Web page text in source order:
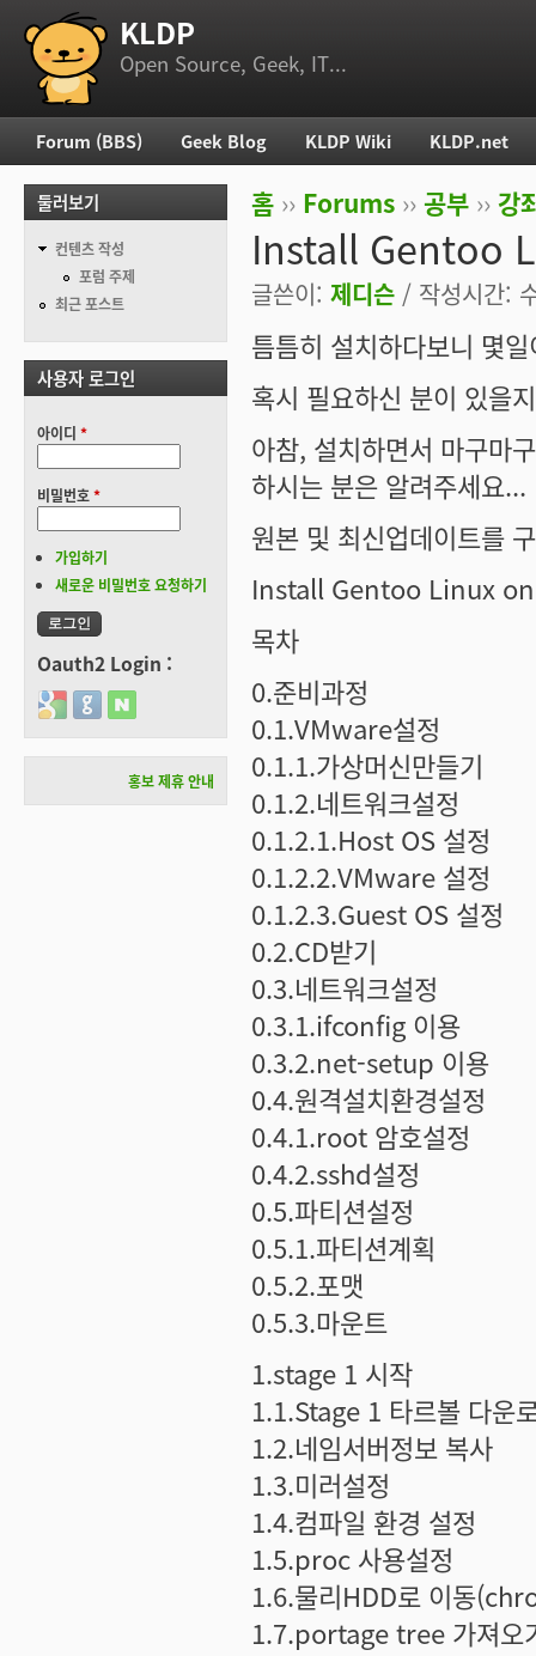
부 메뉴 KLDP
Open Source, Geek, IT...
현재 위치
홈 ›› Forums ›› 공부 ›› 강
Install Gentoo
글쓴이: 제디슨 / 작성시간:
틈틈히 설치하다보니 몇
혹시 필요하신 분이 있을
아참, 설치하면서 마구마
하시는 분은 알려주세요...
원본 및 최신업데이트를
Install Gentoo Linux
목차
0.준비과정
0.1.VMware설정
0.1.1.가상머신만들기
0.1.2.네트워크설정
0.1.2.1.Host OS 설정
0.1.2.2.VMware 설정
0.1.2.3.Guest OS 설정
0.2.CD받기
0.3.네트워크설정
0.3.1.ifconfig 이용
0.3.2.net-setup 이용
0.4.원격설치환경설정
0.4.1.root 암호설정
0.4.2.sshd설정
0.5.파티션설정
0.5.1.파티션계획
0.5.2.포맷
0.5.3.마운트
1.stage 1 시작
1.1.Stage 1 타르볼 다운
1.2.네임서버정보 복사
1.3.미러설정
1.4.컴파일 환경 설정
1.5.proc 사용설정
1.6.물리HDD로 이동
1.7.portage tree 가져오
주 메뉴
Forum (BBS) Geek Blog KLDP Wiki KLDP.net
둘러보기
컨텐츠 작성
포럼 주제
최근 포스트
사용자 로그인
아이디 *
비밀번호*
가입하기
새로운 비밀번호 요청하기
Oauth2 Login :
Login with Google
Login with GitHub
Login with Naver
홍보 제휴 안내